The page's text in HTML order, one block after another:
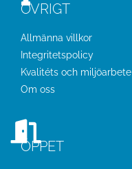
ÖVRIGT
Allmänna villkor
Integritetspolicy
Kvalitéts och miljöarbete
Om oss
ÖPPET